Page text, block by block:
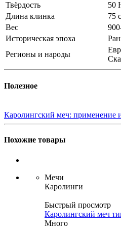
Твёрдость
50
Длина клинка
75
Вес
Историческая эпоха
Регионы и народы
Полезное
Каролингский меч: применение
Похожие товары
Мечи
Каролинги
Быстрый просмотр
Каролингский меч
Много